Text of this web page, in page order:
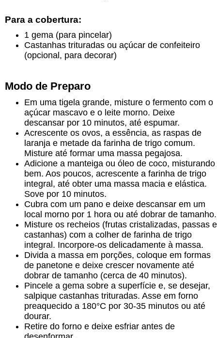
Para a cobertura:
1 gema (para pincelar)
Castanhas trituradas ou açúcar de confeiteiro
(opcional, para decorar)
Modo de Preparo
Em uma tigela grande, misture o fermento com o
açúcar mascavo e o leite morno. Deixe
descansar por 10 minutos, até espumar.
Acrescente os ovos, a essência, as raspas de
laranja e metade da farinha de trigo comum.
Misture até formar uma massa pegajosa.
Adicione a manteiga ou óleo de coco, misturando
bem. Aos poucos, acrescente a farinha de trigo
integral, até obter uma massa macia e elástica.
Sove por 10 minutos.
Cubra com um pano e deixe descansar em um
local morno por 1 hora ou até dobrar de tamanho.
Misture os recheios (frutas cristalizadas, passas e
castanhas) com a colher de farinha de trigo
integral. Incorpore-os delicadamente à massa.
Divida a massa em porções, coloque em formas
de panetone e deixe crescer novamente até
dobrar de tamanho (cerca de 40 minutos).
Pincele a gema sobre a superfície e, se desejar,
salpique castanhas trituradas. Asse em forno
preaquecido a 180°C por 30-35 minutos ou até
dourar.
Retire do forno e deixe esfriar antes de